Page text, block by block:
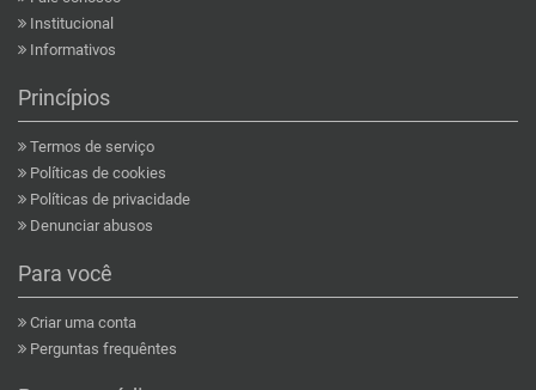
Institucional
Informativos
Princípios
Termos de serviço
Políticas de cookies
Políticas de privacidade
Denunciar abusos
Para você
Criar uma conta
Perguntas frequêntes